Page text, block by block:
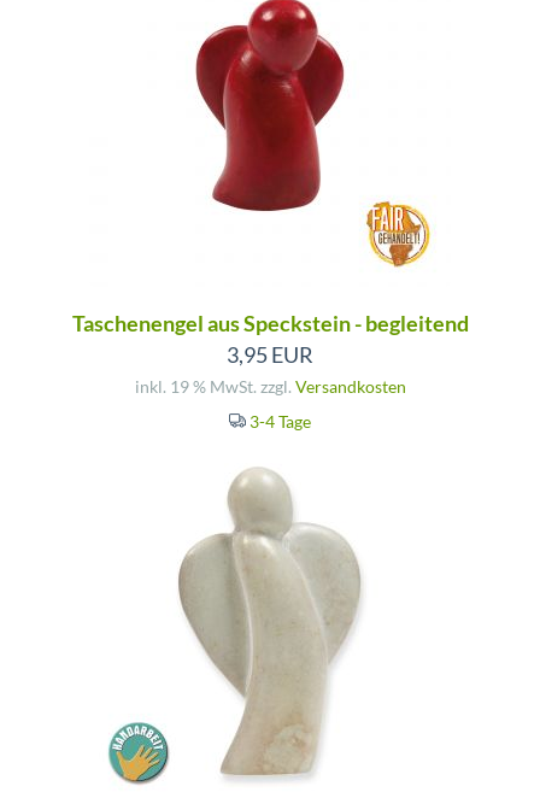
Taschenengel aus Speckstein - begleitend
3,95 EUR
inkl. 19 % MwSt. zzgl. Versandkosten
3-4 Tage